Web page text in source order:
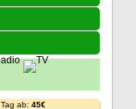
ab: 45€